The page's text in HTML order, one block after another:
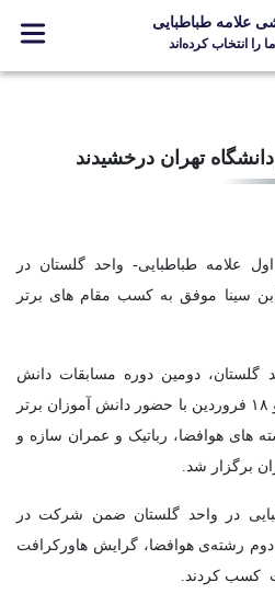
علامه طباطبایی
را انتخاب کرده‌اند
تهران درخشیدند
علامه طباطبایی- واحد گلستان در
سینا موفق به کسب مقام های برتر
دومین دوره مسابقات دانش
آموزی ابن سینا در روزهای ۱۷ و ۱۸ فروردین با حضور دانش آموزان برتر
های هوافضا، رباتیک و عمران سازه و
برگزار شد.
در واحد گلستان ضمن شرکت در
دوم رشته‌ی هوافضا، گرایش هاورکرافت
کسب کردند.